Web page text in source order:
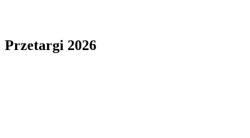
Przetargi 2026